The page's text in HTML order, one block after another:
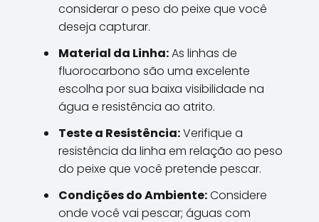
considerar o peso do peixe que você
deseja capturar.
Material da Linha:As linhas de
fluorocarbono são uma excelente
escolha por sua baixa visibilidade na
água e resistência ao atrito.
Teste a Resistência:Verifique a
resistência da linha em relação ao peso
do peixe que você pretende pescar.
Condições do Ambiente:Considere
onde você vai pescar; águas com